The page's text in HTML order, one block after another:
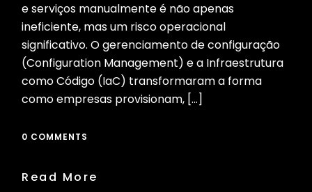
e serviços manualmente é não apenas
ineficiente, mas um risco operacional
significativo. O gerenciamento de configuração
(Configuration Management) e a Infraestrutura
como Código (IaC) transformaram a forma
como empresas provisionam, […]
0 COMMENTS
Read More